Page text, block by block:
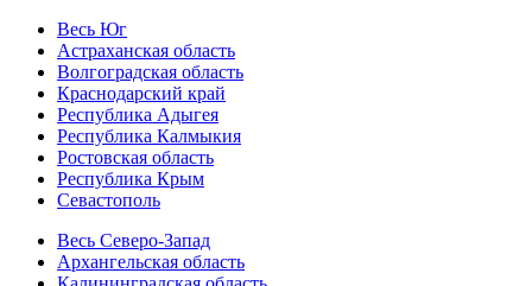
Весь Юг
Астраханская область
Волгоградская область
Краснодарский край
Республика Адыгея
Республика Калмыкия
Ростовская область
Республика Крым
Севастополь
Весь Северо-Запад
Архангельская область